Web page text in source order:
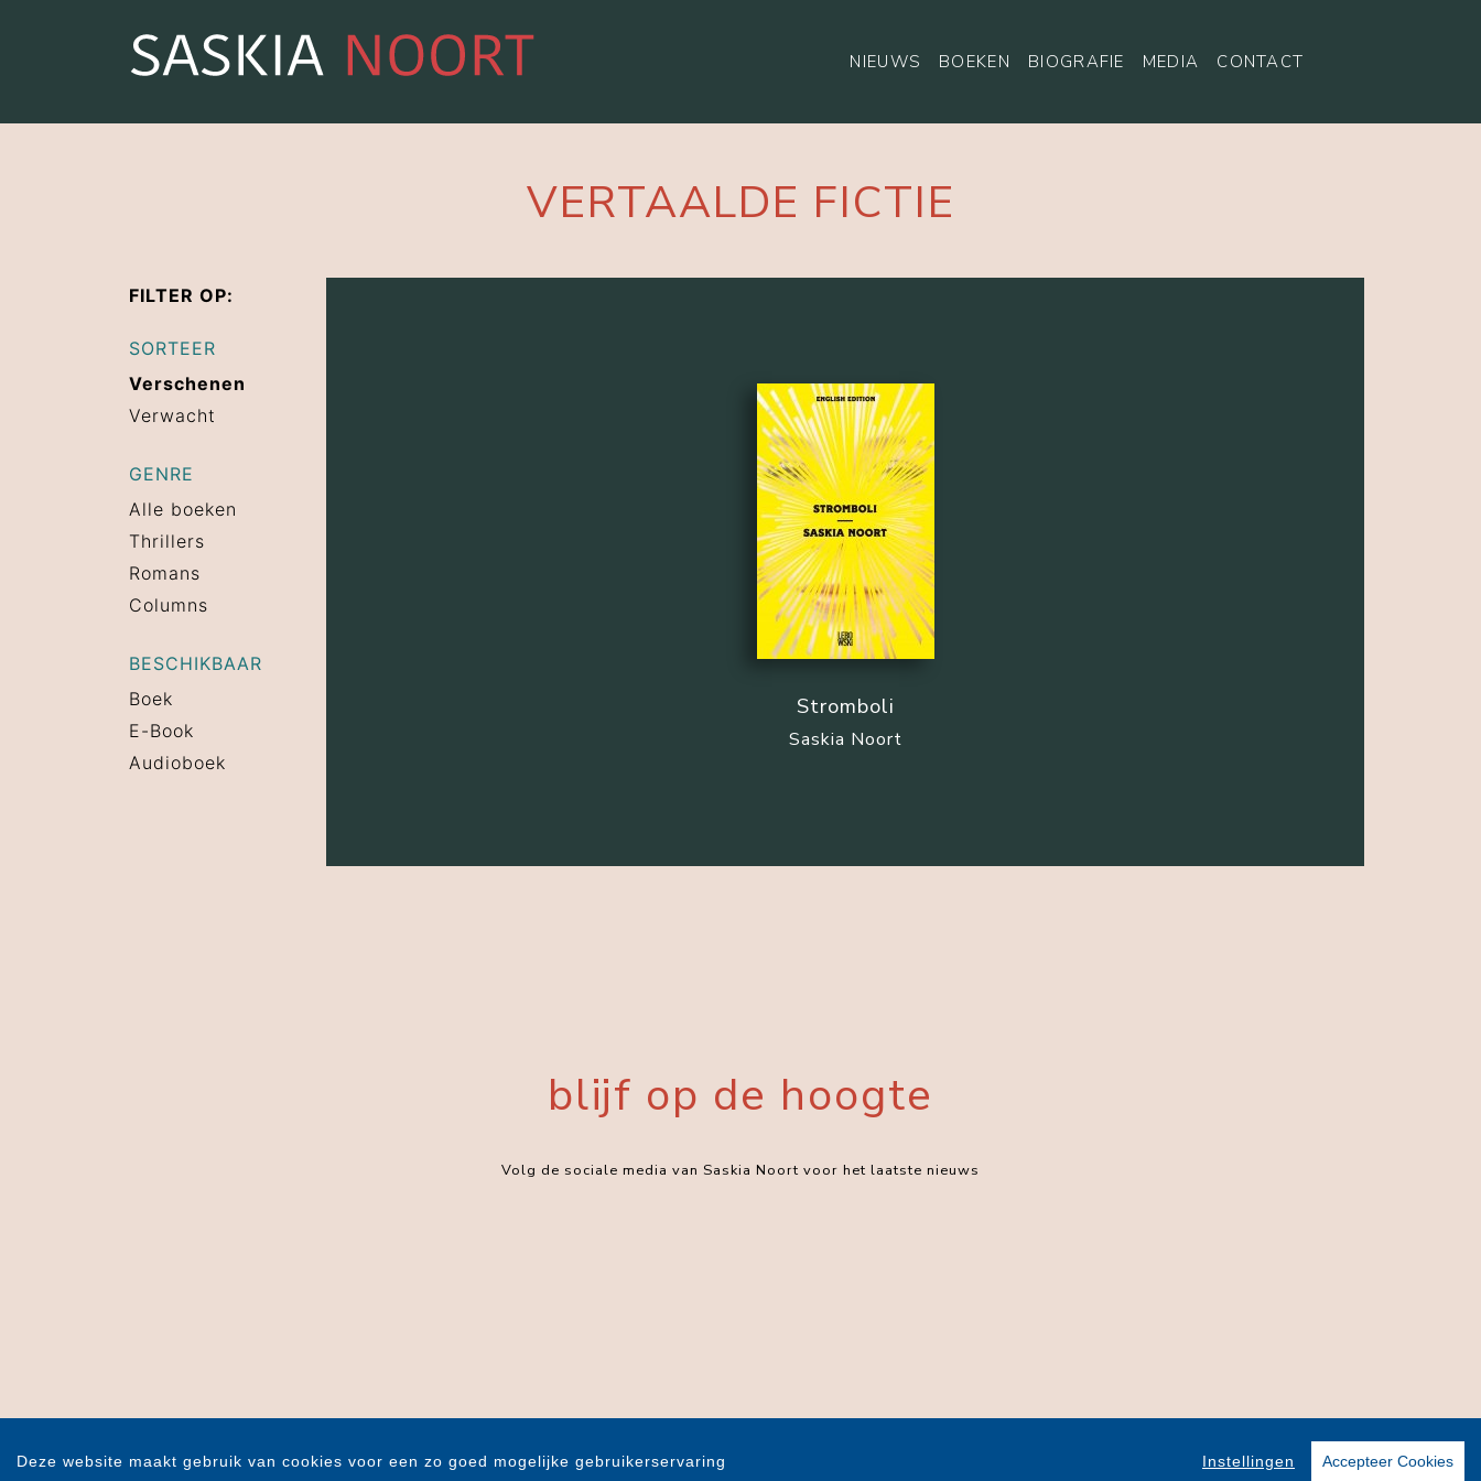
NIEUWS BOEKEN BIOGRAFIE MEDIA CONTACT
VERTAALDE FICTIE
FILTER OP:
SORTEER
Verschenen
Verwacht
GENRE
Alle boeken
Thrillers
Romans
Columns
BESCHIKBAAR
Boek
E-Book
Audioboek
Stromboli
Saskia Noort
blijf op de hoogte
Volg de sociale media van Saskia Noort voor het laatste nieuws
Privacystatement|Cookiestatement
Deze website maakt gebruik van cookies voor een zo goed mogelijke gebruikerservaring Instellingen Accepteer Cookies